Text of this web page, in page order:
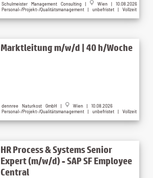
Schulmeister Management Consulting |
Wien | 10.08.2026
Personal-/Projekt-/Qualitätsmanagement | unbefristet | Vollzeit
Marktleitung m/w/d | 40 h/Woche
dennree Naturkost GmbH |
Wien | 10.08.2026
Personal-/Projekt-/Qualitätsmanagement | unbefristet | Vollzeit
HR Process & Systems Senior
Expert (m/w/d) - SAP SF Employee
Central